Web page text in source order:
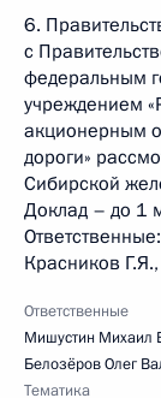
6.
с
федеральным
учреждением
акционерным
дороги»
Сибирской
Доклад – до 1
Красников
Ответственные
Мишустин Михаил
Белозёров Олег
Тематика